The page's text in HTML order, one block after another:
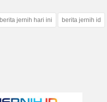
berita jernih hari ini berita jernih id